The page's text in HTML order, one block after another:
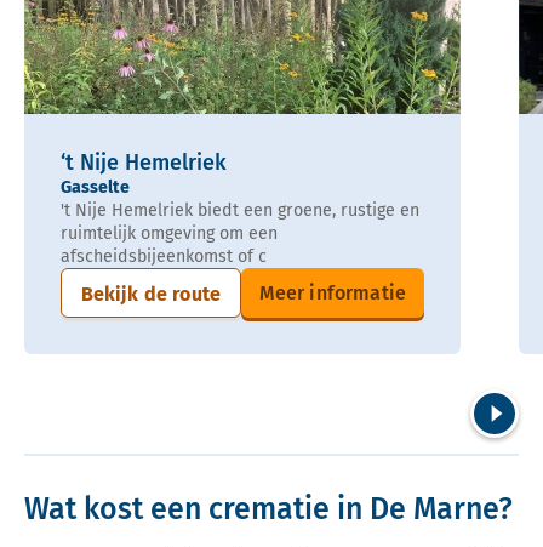
‘t Nije Hemelriek
Gasselte
't Nije Hemelriek biedt een groene, rustige en
ruimtelijk omgeving om een
afscheidsbijeenkomst of c
Bekijk de route Meer informatie
Wat kost een crematie in De Marne?